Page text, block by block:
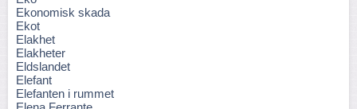
Ekonomisk skada
Ekot
Elakhet
Elakheter
Eldslandet
Elefant
Elefanten i rummet